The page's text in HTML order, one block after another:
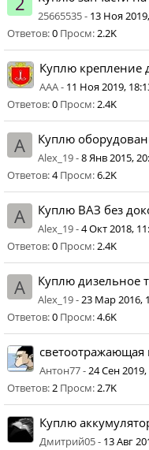
25665535 - 13 Ноя
Ответов:0 Просм:2.2K
Куплю крепление
AAA - 11 Ноя 2019,
Ответов:0 Просм:2.4K
A Куплю
Alex_19 -8 Янв 2015,
Ответов:4 Просм:6.2K
A Куплю ВАЗ без
Alex_19 -4 Окт 2018,
Ответов:0 Просм:2.4K
A Куплю дизельное
Alex_19 -23 Мар 2016,
Ответов:0 Просм:4.6K
светоотражающая
Антон77 -24 Сен 2019,
Ответов:2 Просм:2.7K
Куплю
Дмитрий05 - 13 Авг